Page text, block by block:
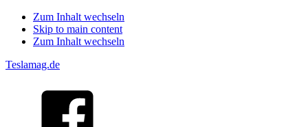
Zum Inhalt wechseln
Skip to main content
Zum Inhalt wechseln
Teslamag.de